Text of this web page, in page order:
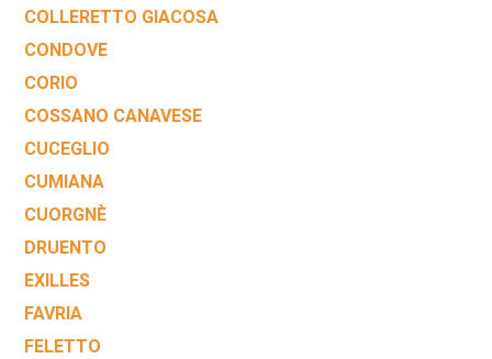
COLLERETTO GIACOSA
CONDOVE
CORIO
COSSANO CANAVESE
CUCEGLIO
CUMIANA
CUORGNÈ
DRUENTO
EXILLES
FAVRIA
FELETTO